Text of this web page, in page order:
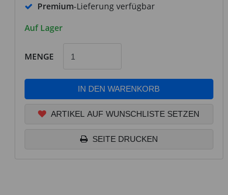
Premium-Lieferung verfügbar
Auf Lager
MENGE
IN DEN WARENKORB
ARTIKEL AUF WUNSCHLISTE SETZEN
SEITE DRUCKEN